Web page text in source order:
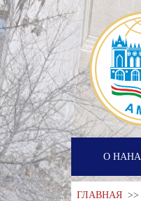
О НАНА
ГЛАВНАЯ >>